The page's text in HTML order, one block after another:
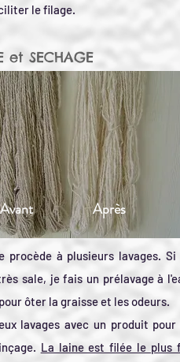
le filage.
et SECHAGE
Avant Après
procède à plusieurs lavages. Si
sale, je fais un prélavage à
ôter la graisse et les odeurs.
lavages avec un produit pour
La laine est filée le plus